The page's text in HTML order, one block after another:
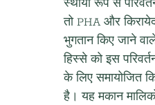
स्थायी रूप से
तो PHA और
भुगतान किए जाने
हिस्से को इस
के लिए समायोजित
है। यह मकान